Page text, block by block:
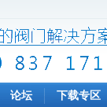
论坛 下载专区